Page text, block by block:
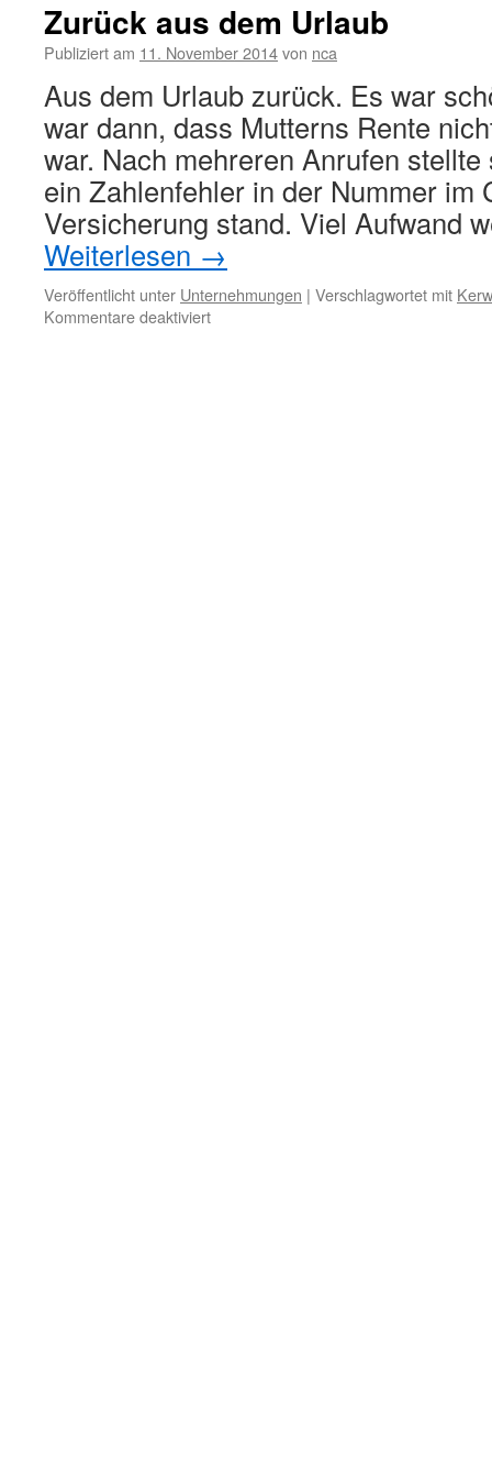
Zurück aus dem Urlaub
Publiziert am 11. November 2014von nca
Aus dem Urlaub zurück. Es war
war dann, dass Mutterns Rente
war. Nach mehreren Anrufen
ein Zahlenfehler in der Nummer im
Versicherung stand. Viel Aufwand
Weiterlesen →
Veröffentlicht unter Unternehmungen | Verschlagwortet mit
Kommentare deaktiviertfür